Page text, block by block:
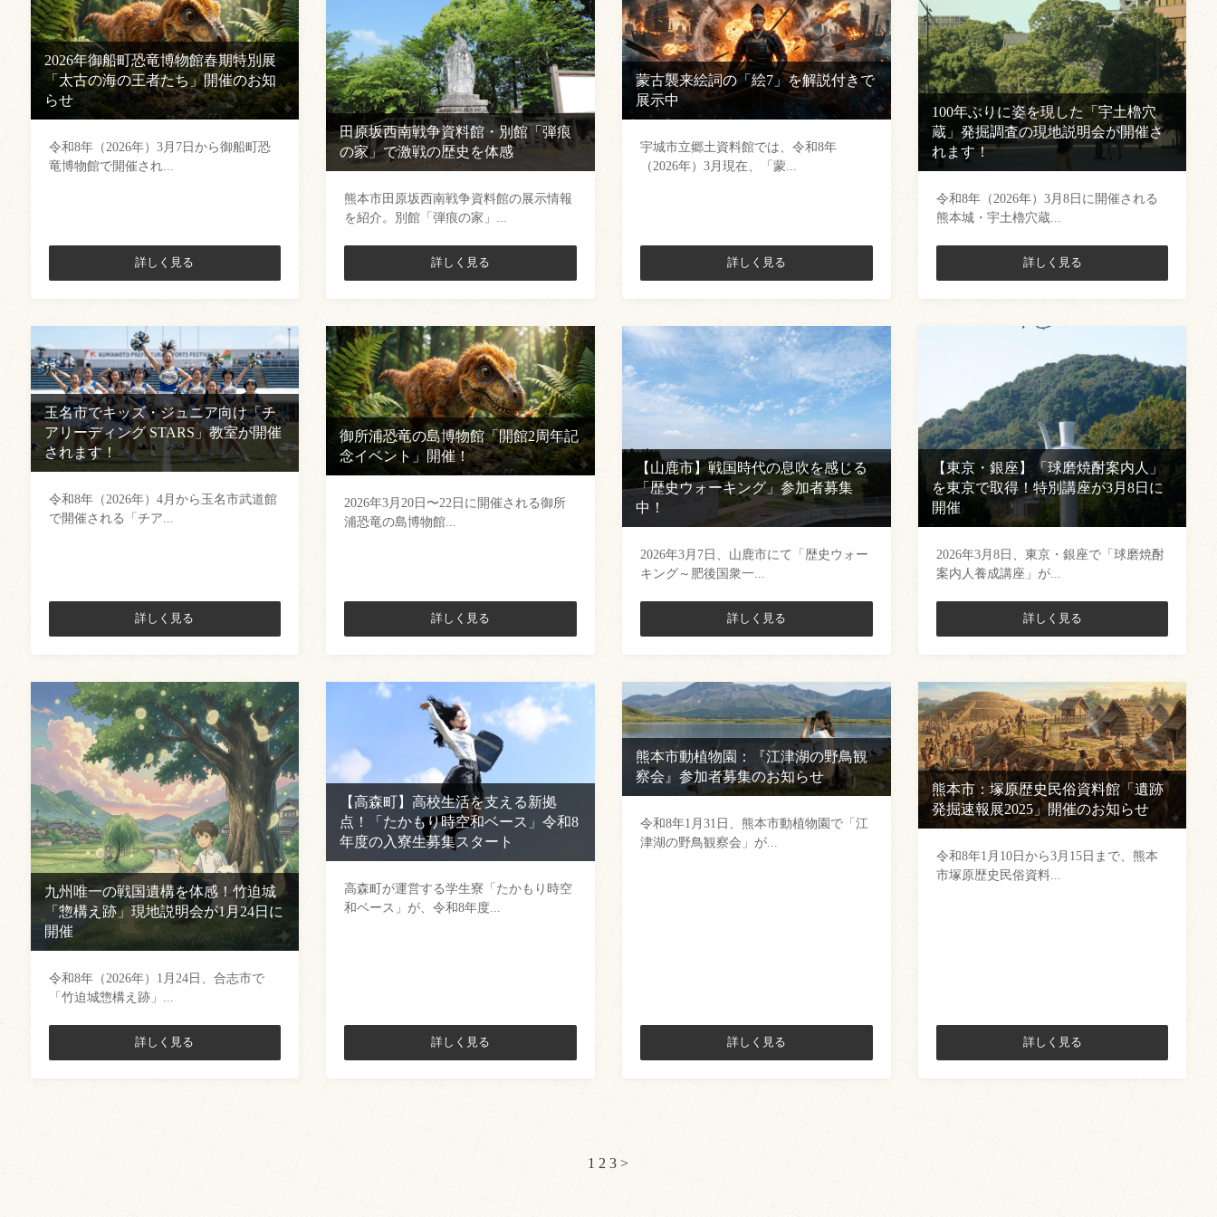
2026年御船町恐竜博物館春期特別展
「太古の海の王者たち」開催のお知
らせ
令和8年（2026年）3月7日から御船町恐
竜博物館で開催され...
詳しく見る
田原坂西南戦争資料館・別館「弾痕
の家」で激戦の歴史を体感
熊本市田原坂西南戦争資料館の展示情報
を紹介。別館「弾痕の家」...
詳しく見る
蒙古襲来絵詞の「絵7」を解説付きで
展示中
宇城市立郷土資料館では、令和8年
（2026年）3月現在、「蒙...
詳しく見る
100年ぶりに姿を現した「宇土櫓穴
蔵」発掘調査の現地説明会が開催さ
れます！
令和8年（2026年）3月8日に開催される
熊本城・宇土櫓穴蔵...
詳しく見る
玉名市でキッズ・ジュニア向け「チ
アリーディング STARS」教室が開催
されます！
令和8年（2026年）4月から玉名市武道館
で開催される「チア...
詳しく見る
御所浦恐竜の島博物館「開館2周年記
念イベント」開催！
2026年3月20日〜22日に開催される御所
浦恐竜の島博物館...
詳しく見る
【山鹿市】戦国時代の息吹を感じる
「歴史ウォーキング」参加者募集
中！
2026年3月7日、山鹿市にて「歴史ウォー
キング～肥後国衆一...
詳しく見る
【東京・銀座】「球磨焼酎案内人」
を東京で取得！特別講座が3月8日に
開催
2026年3月8日、東京・銀座で「球磨焼酎
案内人養成講座」が...
詳しく見る
九州唯一の戦国遺構を体感！竹迫城
「惣構え跡」現地説明会が1月24日に
開催
令和8年（2026年）1月24日、合志市で
「竹迫城惣構え跡」...
詳しく見る
【高森町】高校生活を支える新拠
点！「たかもり時空和ベース」令和8
年度の入寮生募集スタート
高森町が運営する学生寮「たかもり時空
和ベース」が、令和8年度...
詳しく見る
熊本市動植物園：『江津湖の野鳥観
察会』参加者募集のお知らせ
令和8年1月31日、熊本市動植物園で「江
津湖の野鳥観察会」が...
詳しく見る
熊本市：塚原歴史民俗資料館「遺跡
発掘速報展2025」開催のお知らせ
令和8年1月10日から3月15日まで、熊本
市塚原歴史民俗資料...
詳しく見る
1 2 3 >